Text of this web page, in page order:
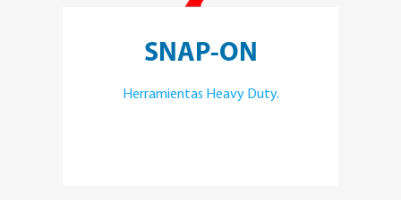
SNAP-ON
Herramientas Heavy Duty.